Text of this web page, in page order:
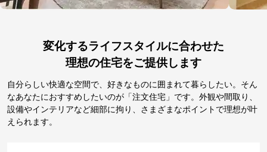
変化するライフスタイルに合わせた
理想の住宅をご提供します
自分らしい快適な空間で、好きなものに囲まれて暮らしたい。そん
なあなたにおすすめしたいのが「注文住宅」です。外観や間取り、
設備やインテリアなど細部に拘り、さまざまなポイントで理想が叶
えられます。